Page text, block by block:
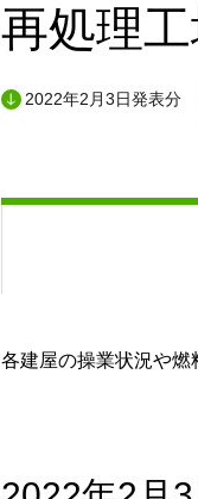
再処理工
2022年2月3日発表分
各建屋の操業状況や